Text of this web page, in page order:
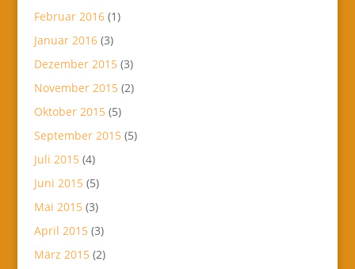
Februar 2016(1)
Januar 2016(3)
Dezember 2015 (3)
November 2015 (2)
Oktober 2015 (5)
September 2015 (5)
Juli 2015 (4)
Juni 2015 (5)
Mai 2015 (3)
April 2015 (3)
März 2015 (2)